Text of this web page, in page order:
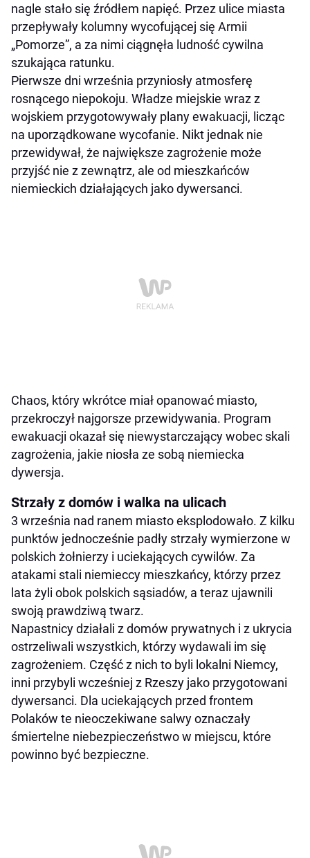
nagle stało się źródłem napięć. Przez ulice miasta
przepływały kolumny wycofującej się Armii
„Pomorze”, a za nimi ciągnęła ludność cywilna
szukająca ratunku.
Pierwsze dni września przyniosły atmosferę
rosnącego niepokoju. Władze miejskie wraz z
wojskiem przygotowywały plany ewakuacji, licząc
na uporządkowane wycofanie. Nikt jednak nie
przewidywał, że największe zagrożenie może
przyjść nie z zewnątrz, ale od mieszkańców
niemieckich działających jako dywersanci.
Chaos, który wkrótce miał opanować miasto,
przekroczył najgorsze przewidywania. Program
ewakuacji okazał się niewystarczający wobec skali
zagrożenia, jakie niosła ze sobą niemiecka
dywersja.
Strzały z domów i walka na ulicach
3 września nad ranem miasto eksplodowało. Z kilku
punktów jednocześnie padły strzały wymierzone w
polskich żołnierzy i uciekających cywilów. Za
atakami stali niemieccy mieszkańcy, którzy przez
lata żyli obok polskich sąsiadów, a teraz ujawnili
swoją prawdziwą twarz.
Napastnicy działali z domów prywatnych i z ukrycia
ostrzeliwali wszystkich, którzy wydawali im się
zagrożeniem. Część z nich to byli lokalni Niemcy,
inni przybyli wcześniej z Rzeszy jako przygotowani
dywersanci. Dla uciekających przed frontem
Polaków te nieoczekiwane salwy oznaczały
śmiertelne niebezpieczeństwo w miejscu, które
powinno być bezpieczne.